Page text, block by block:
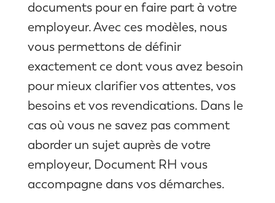
documents pour en faire part à votre
employeur. Avec ces modèles, nous
vous permettons de définir
exactement ce dont vous avez besoin
pour mieux clarifier vos attentes, vos
besoins et vos revendications. Dans le
cas où vous ne savez pas comment
aborder un sujet auprès de votre
employeur, Document RH vous
accompagne dans vos démarches.